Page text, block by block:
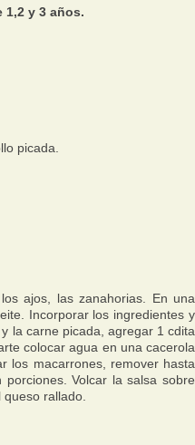
1,2 y 3 años.
picada.
ajos, las zanahorias. En una
Incorporar los ingredientes y
la carne picada, agregar 1 cdita
colocar agua en una cacerola
los macarrones, remover hasta
Volcar la salsa sobre
rallado.